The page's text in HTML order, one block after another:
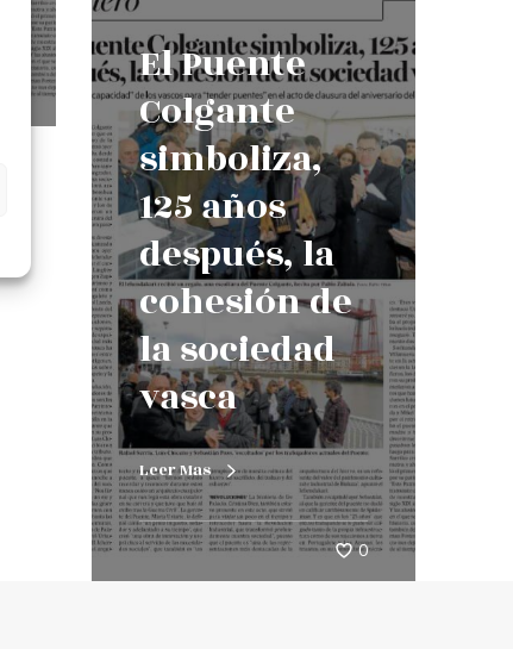
El Puente
Colgante
simboliza,
125 años
después, la
cohesión de
la sociedad
vasca
Leer Mas
0